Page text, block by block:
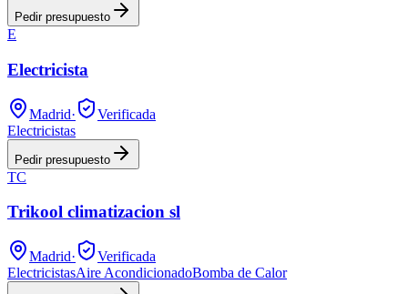
Pedir presupuesto
E
Electricista
Madrid·
Verificada
Electricistas
Pedir presupuesto
TC
Trikool climatizacion sl
Madrid·
Verificada
ElectricistasAire AcondicionadoBomba de Calor